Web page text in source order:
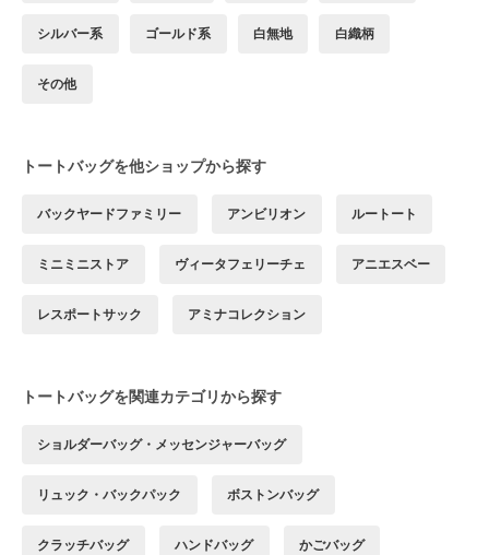
シルバー系 ゴールド系 白無地 白織柄
その他
トートバッグを他ショップから探す
バックヤードファミリー アンビリオン ルートート
ミニミニストア ヴィータフェリーチェ アニエスベー
レスポートサック アミナコレクション
トートバッグを関連カテゴリから探す
ショルダーバッグ・メッセンジャーバッグ
リュック・バックパック ボストンバッグ
クラッチバッグ ハンドバッグ かごバッグ